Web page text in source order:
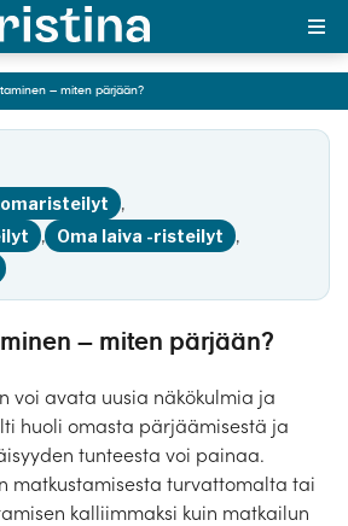
MAJAKKA-portaali
Äkkilähdöt
Suosikit
OTA YHTEYTTÄ
pärjään?
Siirry tekstiin
– miten pärjään?
,
, Oma laiva -risteilyt
,
– miten pärjään?
voi avata uusia näkökulmia ja
huoli omasta pärjäämisestä ja
tunteesta voi painaa.
matkustamisesta turvattomalta tai
kalliimmaksi kuin matkailun